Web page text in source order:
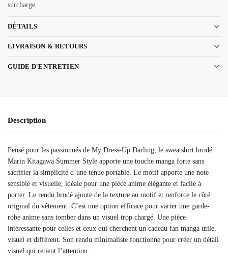
surcharge.
DÉTAILS
LIVRAISON & RETOURS
GUIDE D'ENTRETIEN
Description
Pensé pour les passionnés de My Dress-Up Darling, le sweatshirt brodé
Marin Kitagawa Summer Style apporte une touche manga forte sans
sacrifier la simplicité d’une tenue portable. Le motif apporte une note
sensible et visuelle, idéale pour une pièce anime élégante et facile à
porter. Le rendu brodé ajoute de la texture au motif et renforce le côté
original du vêtement. C’est une option efficace pour varier une garde-
robe anime sans tomber dans un visuel trop chargé. Une pièce
intéressante pour celles et ceux qui cherchent un cadeau fan manga utile,
visuel et différent. Son rendu minimaliste fonctionne pour créer un détail
visuel qui retient l’attention.